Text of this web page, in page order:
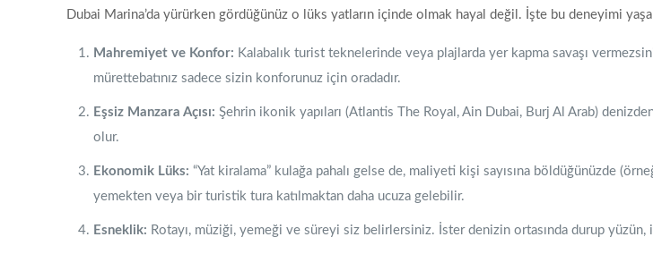
Dubai Marina’da yürürken gördüğünüz o lüks yatların içinde olmak hayal değil. İşte bu deneyimi
Mahremiyet ve Konfor: Kalabalık turist teknelerinde veya plajlarda yer kapma savaşı
mürettebatınız sadece sizin konforunuz için oradadır.
Eşsiz Manzara Açısı: Şehrin ikonik yapıları (Atlantis The Royal, Ain Dubai, Burj Al Arab)
olur.
Ekonomik Lüks: “Yat kiralama” kulağa pahalı gelse de, maliyeti kişi sayısına böldüğünüzde
yemekten veya bir turistik tura katılmaktan daha ucuza gelebilir.
Esneklik: Rotayı, müziği, yemeği ve süreyi siz belirlersiniz. İster denizin ortasında durup yüzün,